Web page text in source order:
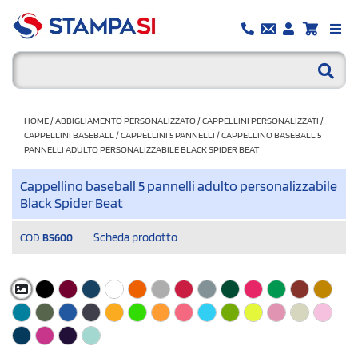
HOME/ABBIGLIAMENTO PERSONALIZZATO/CAPPELLINI PERSONALIZZATI /
CAPPELLINI BASEBALL /CAPPELLINI 5 PANNELLI /CAPPELLINO BASEBALL 5
PANNELLI ADULTO PERSONALIZZABILE BLACK SPIDER BEAT
Cappellino baseball 5 pannelli adulto personalizzabile
Black Spider Beat
COD. BS600 Scheda prodotto